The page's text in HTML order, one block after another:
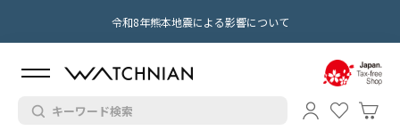
令和8年熊本地震による影響について